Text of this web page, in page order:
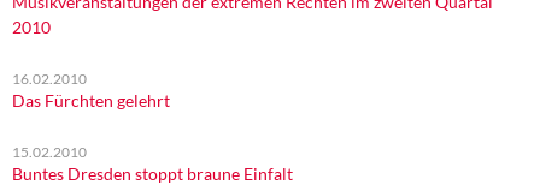
2010
16.02.2010
Das Fürchten gelehrt
15.02.2010
Buntes Dresden stoppt braune Einfalt